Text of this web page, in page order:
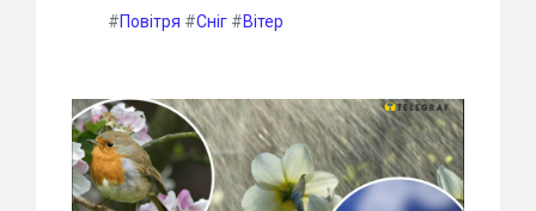
#Повітря #Сніг #Вітер